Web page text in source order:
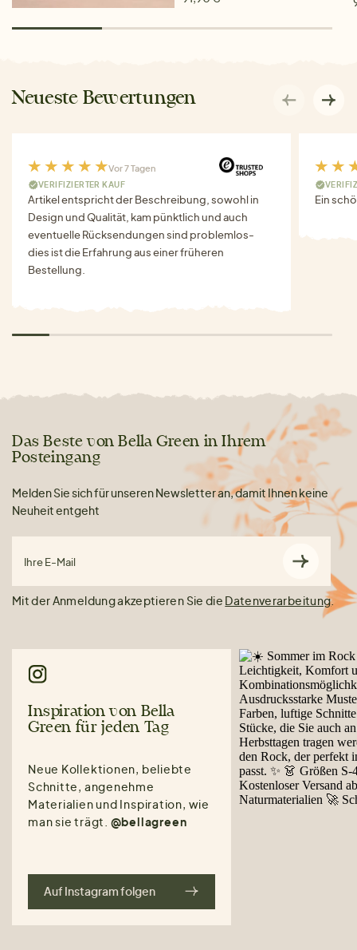
Neueste Bewertungen
Vor 7 Tagen
VERIFIZIERTER KAUF
Artikel entspricht der Beschreibung, sowohl in
Design und Qualität, kam pünktlich und auch
eventuelle Rücksendungen sind problemlos-
dies ist die Erfahrung aus einer früheren
Bestellung.
Ein
Das Beste von Bella Green in Ihrem
Posteingang
Melden Sie sich für unseren Newsletter an, damit Ihnen keine
Neuheit entgeht
Ihre E-Mail
Mit der Anmeldung akzeptieren Sie die Datenverarbeitung.
Inspiration von Bella
Green für jeden Tag
Neue Kollektionen, beliebte
Schnitte, angenehme
Materialien und Inspiration, wie
man sie trägt. @bellagreen
Auf Instagram folgen